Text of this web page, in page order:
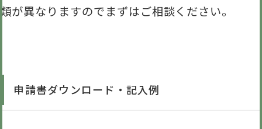
類が異なりますのでまずはご相談ください。
申請書ダウンロード・記入例